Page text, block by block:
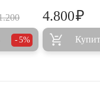
5%
4.800₽